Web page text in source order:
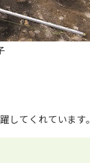
てくれています。